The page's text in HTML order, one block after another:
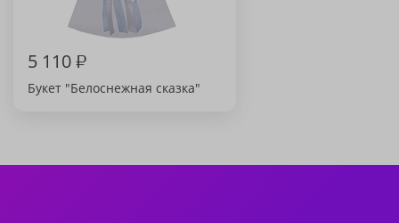
5 110₽
Букет "Белоснежная сказка"